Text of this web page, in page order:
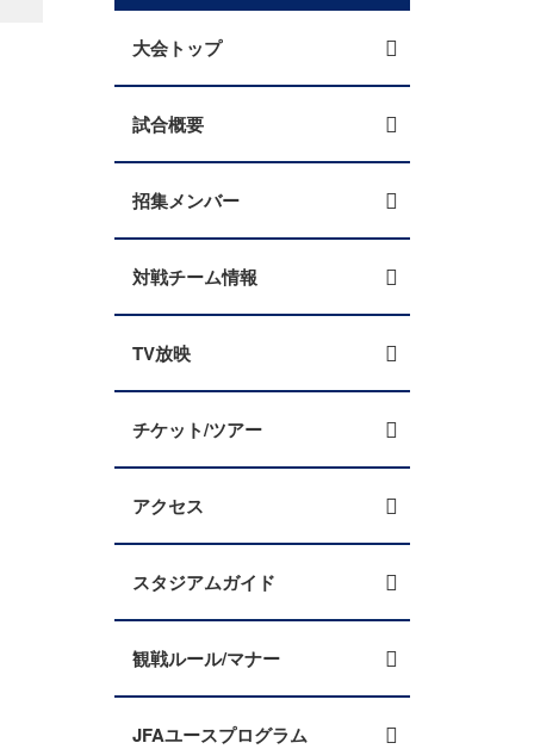
大会トップ
試合概要
招集メンバー
対戦チーム情報
TV放映
チケット/ツアー
アクセス
スタジアムガイド
観戦ルール/マナー
JFAユースプログラム